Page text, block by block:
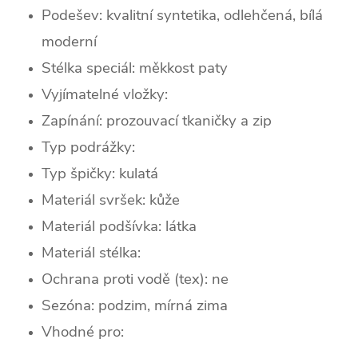
Podešev: kvalitní syntetika, odlehčená, bílá
moderní
Stélka speciál: měkkost paty
Vyjímatelné vložky:
Zapínání: prozouvací tkaničky a zip
Typ podrážky:
Typ špičky: kulatá
Materiál svršek: kůže
Materiál podšívka: látka
Materiál stélka:
Ochrana proti vodě (tex): ne
Sezóna: podzim, mírná zima
Vhodné pro: